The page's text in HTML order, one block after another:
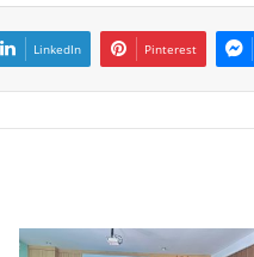
LinkedIn Pinterest